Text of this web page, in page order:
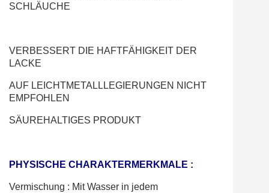
SCHLÄUCHE
VERBESSERT DIE HAFTFÄHIGKEIT DER
LACKE
AUF LEICHTMETALLLEGIERUNGEN NICHT
EMPFOHLEN
SÄUREHALTIGES PRODUKT
PHYSISCHE CHARAKTERMERKMALE :
Vermischung : Mit Wasser in jedem